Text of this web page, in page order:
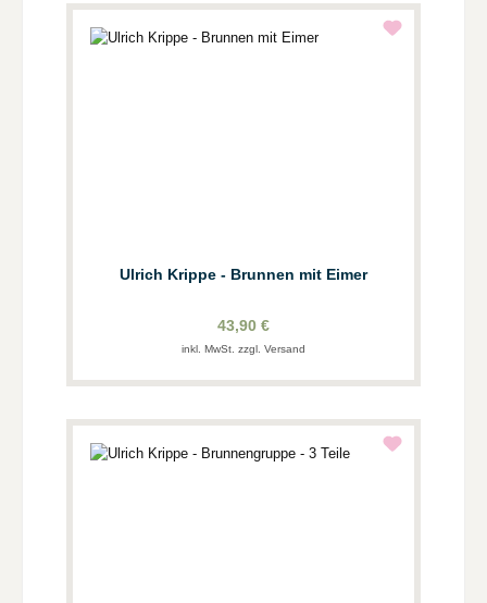
Ulrich Krippe - Brunnen mit Eimer
43,90 €
inkl. MwSt. zzgl. Versand